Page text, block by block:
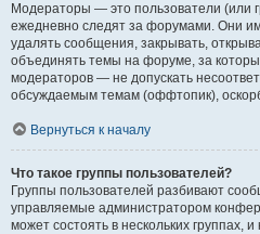
Модераторы — это пользователи (или
ежедневно следят за форумами. Они
удалять сообщения, закрывать,
объединять темы на форуме, за
модераторов — не допускать
обсуждаемым темам (оффтопик),
Вернуться к началу
Что такое группы пользователей?
Группы пользователей разбивают
управляемые администратором
может состоять в нескольких группах,